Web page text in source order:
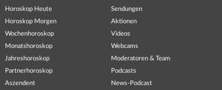
Horoskop Heute
Horoskop Morgen
Wochenhoroskop
Monatshoroskop
Jahreshoroskop
Partnerhoroskop
Aszendent
Sendungen
Aktionen
Videos
Webcams
Moderatoren & Team
Podcasts
News-Podcast